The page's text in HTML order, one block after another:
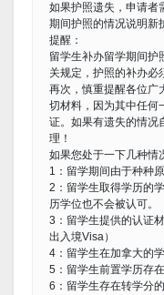
如果护照遗失，申请者
期间护照的情况说明新
提醒：
留学生补办留学期间护
关规定，护照的补办必
再次，慎重提醒各位广
切材料，因为其中任何
证。如果有遗失的情况
理！
如果您处于一下几种情
1：留学期间由于种种
2：留学生取得学历的
历学位也不会被认可。
3：留学生提供的认证
出入境Visa）
4：留学生在加拿大的
5：留学生前置学历存
6：留学生存在转学分